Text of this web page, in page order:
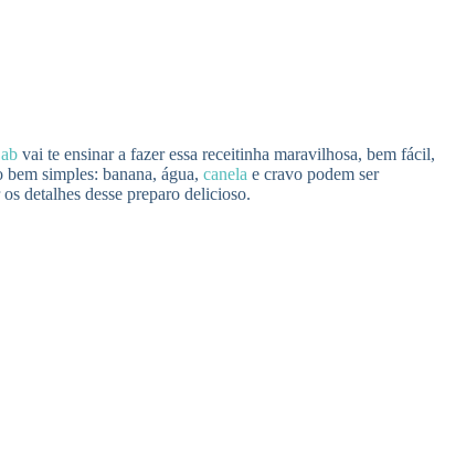
vai te ensinar a fazer essa receitinha maravilhosa, bem fácil,
simples: banana, água, canela e cravo podem ser
detalhes desse preparo delicioso.